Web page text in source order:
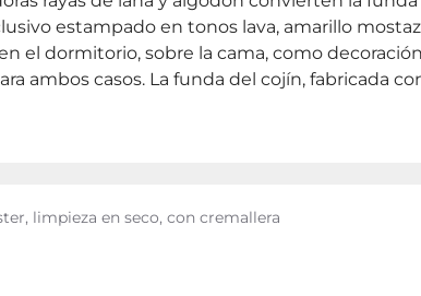
estampado en tonos lava, amarillo
el dormitorio, sobre la cama, como
ambos casos. La funda del cojín, fabricada
limpieza en seco, con cremallera